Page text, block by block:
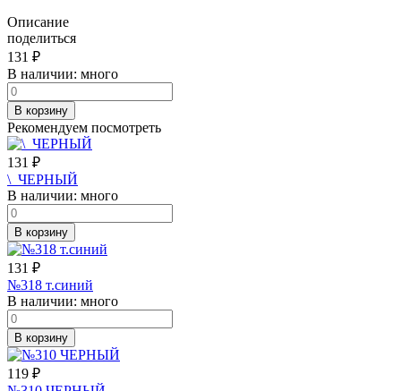
Описание
поделиться
131 ₽
В наличии: много
В корзину
Рекомендуем посмотреть
131 ₽
\_ЧЕРНЫЙ
В наличии: много
В корзину
131 ₽
№318 т.синий
В наличии: много
В корзину
119 ₽